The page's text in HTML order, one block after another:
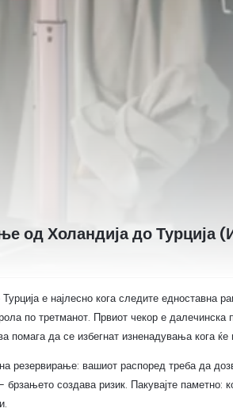
од Холандија до Турција
е најлесно кога следите едноставна
по третманот. Првиот чекор е
да се избегнат изненадувања кога ќе
резервирање: вашиот распоред треба да
создава ризик. Пакувајте паметно: